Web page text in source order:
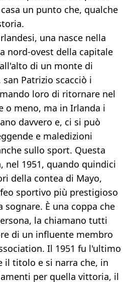
un punto che, qualche
una nasce nella
nord-ovest della capitale
di un monte di
Patrizio scacciò i
loro di ritornare nel
o meno, ma in Irlanda i
davvero e, ci si può
e maledizioni
sullo sport. Questa
nel 1951, quando quindici
della contea di Mayo,
sportivo più prestigioso
sognare. È una coppa che
la chiamano tutti
di un influente membro
Il 1951 fu l'ultimo
il titolo e si narra che, in
per quella vittoria, il